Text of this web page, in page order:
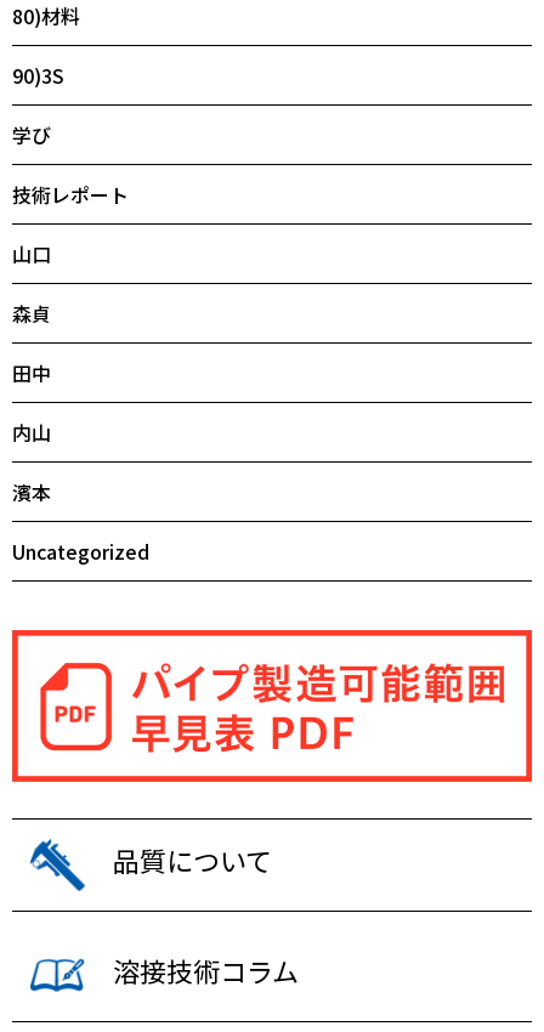
80)材料
90)3S
学び
技術レポート
山口
森貞
田中
内山
濱本
Uncategorized
品質について
溶接技術コラム